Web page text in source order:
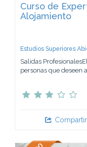
Curso de
Alojamiento
Estudios Superiores
Salidas
personas que deseen
Compartir